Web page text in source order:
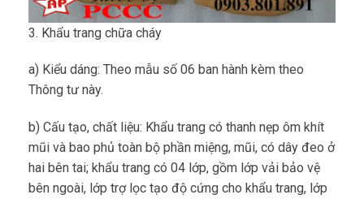
3. Khẩu trang chữa cháy
a) Kiểu dáng: Theo mẫu số 06 ban hành kèm theo
Thông tư này.
b) Cấu tạo, chất liệu: Khẩu trang có thanh nẹp ôm khít
mũi và bao phủ toàn bộ phần miệng, mũi, có dây đeo ở
hai bên tai; khẩu trang có 04 lớp, gồm lớp vải bảo vệ
bên ngoài, lớp trợ lọc tạo độ cứng cho khẩu trang, lớp